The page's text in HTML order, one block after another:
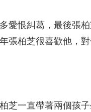
愛恨糾葛，最後張
張柏芝很喜歡他，
芝一直帶著兩個孩子